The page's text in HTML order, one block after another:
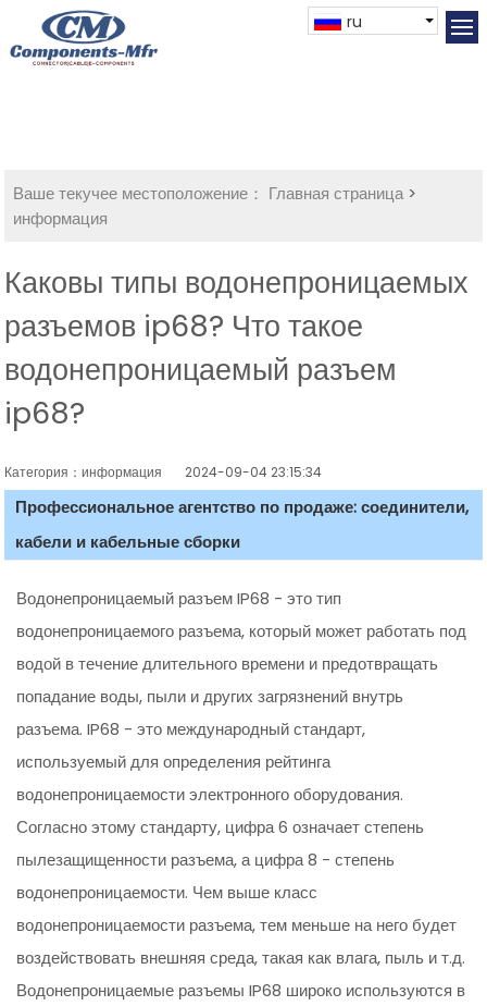
ru
Ваше текучее местоположение： Главная страница>
информация
Каковы типы водонепроницаемых
разъемов ip68? Что такое
водонепроницаемый разъем
ip68?
Категория：информация 2024-09-04 23:15:34
Профессиональное агентство по продаже: соединители,
кабели и кабельные сборки
Водонепроницаемый разъем IP68 - это тип
водонепроницаемого разъема, который может работать под
водой в течение длительного времени и предотвращать
попадание воды, пыли и других загрязнений внутрь
разъема. IP68 - это международный стандарт,
используемый для определения рейтинга
водонепроницаемости электронного оборудования.
Согласно этому стандарту, цифра 6 означает степень
пылезащищенности разъема, а цифра 8 - степень
водонепроницаемости. Чем выше класс
водонепроницаемости разъема, тем меньше на него будет
воздействовать внешняя среда, такая как влага, пыль и т.д.
Водонепроницаемые разъемы IP68 широко используются в